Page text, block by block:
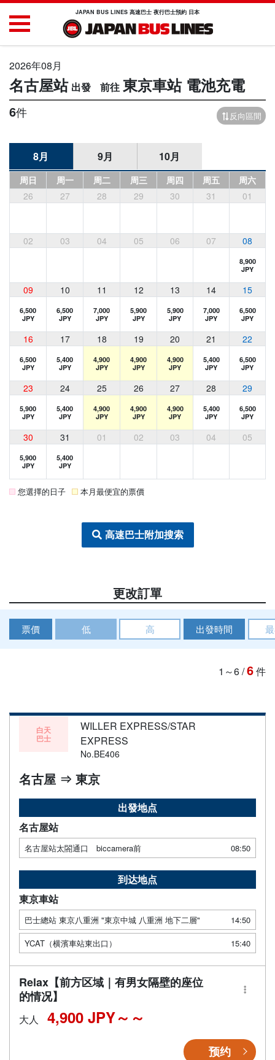
JAPAN BUS LINES 高速巴士 夜行巴士預約 日本
2026年08月
名古屋站 東京車站 電池充電
6件 反向區間
8月 9月 10月
周日 周一 周二 周三 周四 周五
周六
26
27 28 29 30 31 01
02 03 04 05 06 07 08
8,900
JPY
09 10 11 12 13 14 15
6,500
JPY
6,500
JPY
7,000
JPY
5,900
JPY
5,900
JPY
7,000
JPY
6,500
JPY
16 17 18 19 20 21 22
6,500
JPY
5,400
JPY
4,900
JPY
4,900
JPY
4,900
JPY
5,400
JPY
6,500
JPY
23 24 25 26 27 28 29
5,900
JPY
5,400
JPY
4,900
JPY
4,900
JPY
4,900
JPY
5,400
JPY
6,500
JPY
30 31 01 02 03 04 05
5,900
JPY
5,400
JPY
您選擇的日子 本月最便宜的票價
高速巴士附加搜索
更改訂單
票價 低 高 出發時間
1～6/6件
白天
巴士
WILLER EXPRESS/STAR
EXPRESS
No.BE406
名古屋 ⇒ 東京
出發地点
名古屋站
名古屋站太閤通口 biccamera前 08:50
到达地点
東京車站
巴士總站 東京八重洲 "東京中城 八重洲 地下二層"
14:50
YCAT（横濱車站東出口）
15:40
Relax【前方区域｜有男女隔壁的座位
的情况】
大人 4,900 JPY～
预约